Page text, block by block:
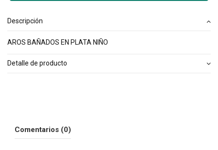
Descripción
AROS BAÑADOS EN PLATA NIÑO
Detalle de producto
Comentarios (0)